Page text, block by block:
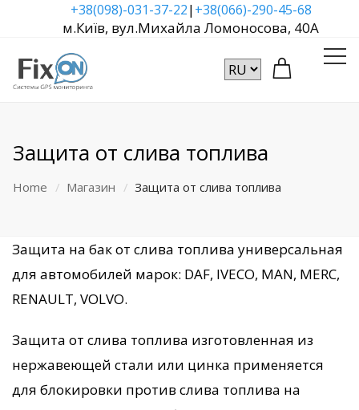
+38(098)-031-37-22|+38(066)-290-45-68
м.Київ, вул.Михайла Ломоносова, 40А
Защита от слива топлива
Home Магазин Защита от слива топлива
Защита на бак от слива топлива универсальная
для автомобилей марок: DAF, IVECO, MAN, MERC,
RENAULT, VOLVO.
Защита от слива топлива изготовленная из
нержавеющей стали или цинка применяется
для блокировки против слива топлива на